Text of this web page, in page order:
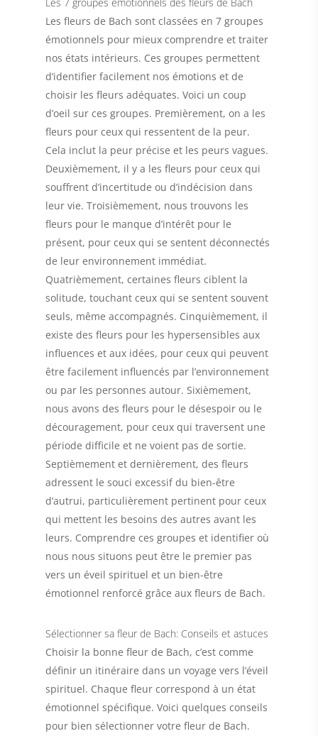
Les fleurs de Bach sont classées en 7 groupes
émotionnels pour mieux comprendre et traiter
nos états intérieurs. Ces groupes permettent
d’identifier facilement nos émotions et de
choisir les fleurs adéquates. Voici un coup
d’oeil sur ces groupes. Premièrement, on a les
fleurs pour ceux qui ressentent de la peur.
Cela inclut la peur précise et les peurs vagues.
Deuxièmement, il y a les fleurs pour ceux qui
souffrent d’incertitude ou d’indécision dans
leur vie. Troisièmement, nous trouvons les
fleurs pour le manque d’intérêt pour le
présent, pour ceux qui se sentent déconnectés
de leur environnement immédiat.
Quatrièmement, certaines fleurs ciblent la
solitude, touchant ceux qui se sentent souvent
seuls, même accompagnés. Cinquièmement, il
existe des fleurs pour les hypersensibles aux
influences et aux idées, pour ceux qui peuvent
être facilement influencés par l’environnement
ou par les personnes autour. Sixièmement,
nous avons des fleurs pour le désespoir ou le
découragement, pour ceux qui traversent une
période difficile et ne voient pas de sortie.
Septièmement et dernièrement, des fleurs
adressent le souci excessif du bien-être
d’autrui, particulièrement pertinent pour ceux
qui mettent les besoins des autres avant les
leurs. Comprendre ces groupes et identifier où
nous nous situons peut être le premier pas
vers un éveil spirituel et un bien-être
émotionnel renforcé grâce aux fleurs de Bach.
Sélectionner sa fleur de Bach: Conseils et astuces
Choisir la bonne fleur de Bach, c’est comme
définir un itinéraire dans un voyage vers l’éveil
spirituel. Chaque fleur correspond à un état
émotionnel spécifique. Voici quelques conseils
pour bien sélectionner votre fleur de Bach.